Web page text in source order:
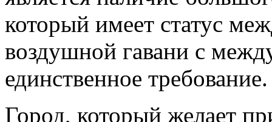
который имеет статус
воздушной гавани с
единственное требование.
Город, который желает